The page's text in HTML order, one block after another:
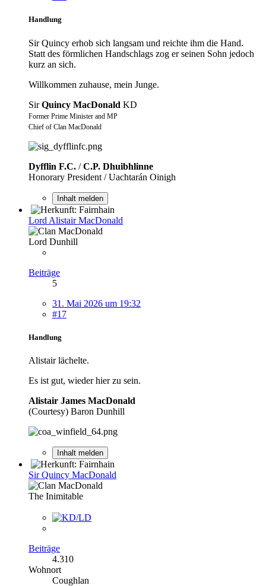
Handlung
Sir Quincy erhob sich langsam und reichte ihm die Hand.
Statt des förmlichen Handschlags zog er seinen Sohn jedoch
kurz an sich.
Willkommen zuhause, mein Junge.
SirQuincy MacDonald KD
Former Prime Minister and MP
Chief of Clan MacDonald
Dyfflin F.C. /C.P. Dhuibhlinne
Honorary President / Uachtarán Oinigh
Inhalt melden
Lord Alistair MacDonald
Lord Dunhill
Beiträge
5
31. Mai 2026 um 19:32
#17
Handlung
Alistair lächelte.
Es ist gut, wieder hier zu sein.
Alistair James MacDonald
(Courtesy) Baron Dunhill
Inhalt melden
Sir Quincy MacDonald
The Inimitable
Beiträge
4.310
Wohnort
Coughlan